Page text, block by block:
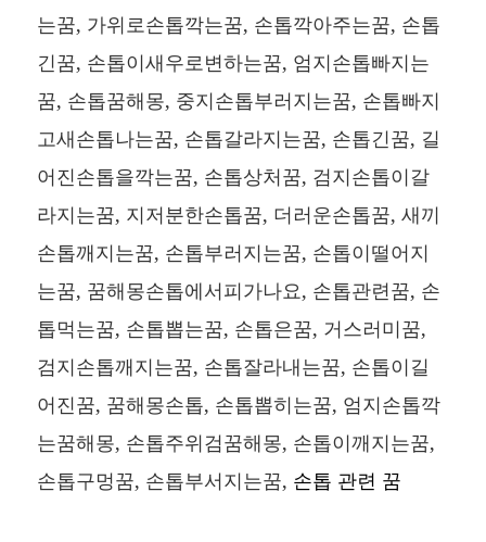
는꿈, 가위로손톱깍는꿈, 손톱깍아주는꿈, 손톱
긴꿈, 손톱이새우로변하는꿈, 엄지손톱빠지는
꿈, 손톱꿈해몽, 중지손톱부러지는꿈, 손톱빠지
고새손톱나는꿈, 손톱갈라지는꿈, 손톱긴꿈, 길
어진손톱을깍는꿈, 손톱상처꿈, 검지손톱이갈
라지는꿈, 지저분한손톱꿈, 더러운손톱꿈, 새끼
손톱깨지는꿈, 손톱부러지는꿈, 손톱이떨어지
는꿈, 꿈해몽손톱에서피가나요, 손톱관련꿈, 손
톱먹는꿈, 손톱뽑는꿈, 손톱은꿈, 거스러미꿈,
검지손톱깨지는꿈, 손톱잘라내는꿈, 손톱이길
어진꿈, 꿈해몽손톱, 손톱뽑히는꿈, 엄지손톱깍
는꿈해몽, 손톱주위검꿈해몽, 손톱이깨지는꿈,
손톱구멍꿈, 손톱부서지는꿈, 손톱 관련 꿈